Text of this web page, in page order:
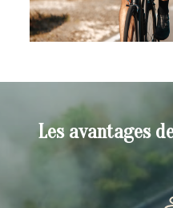
Les avantages